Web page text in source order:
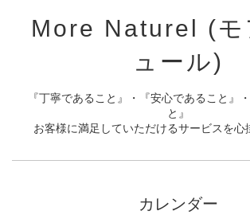
More Naturel (モ
ュール)
『丁寧であること』・『安心であること』
と』
お客様に満足していただけるサービスを
カレンダー